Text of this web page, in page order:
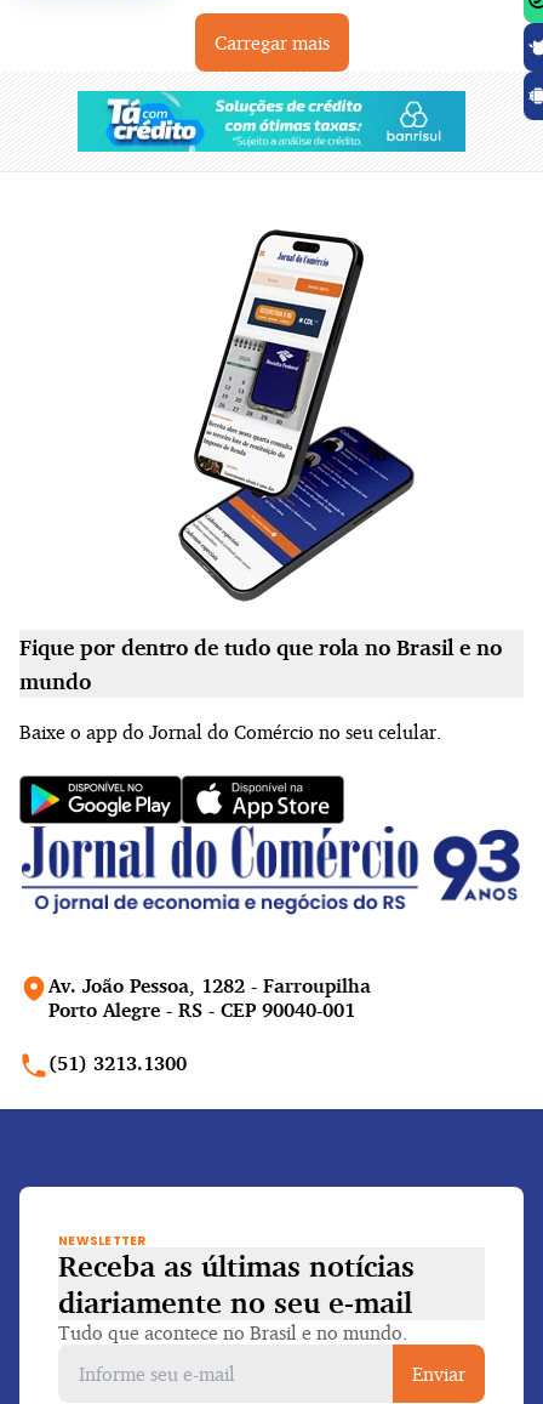
Carregar mais
Av. João Pessoa, 1282 - Farroupilha
Porto Alegre - RS - CEP 90040-001
(51) 3213.1300
Fique por dentro de tudo que rola no Brasil e no
mundo
Baixe o app do Jornal do Comércio no seu celular.
NEWSLETTER
Receba as últimas notícias
diariamente no seu e-mail
Tudo que acontece no Brasil e no mundo.
Enviar